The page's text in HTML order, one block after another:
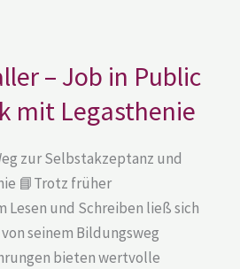
– Job in Public
mit Legasthenie
zur Selbstakzeptanz und
📘Trotz früher
Lesen und Schreiben ließ sich
seinem Bildungsweg
bieten wertvolle